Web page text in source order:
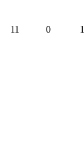
11 0 1